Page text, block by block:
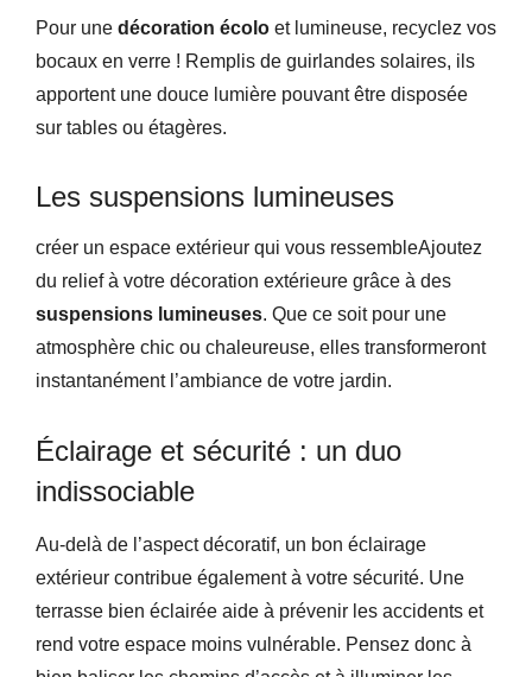
Pour une décoration écolo et lumineuse, recyclez vos
bocaux en verre ! Remplis de guirlandes solaires, ils
apportent une douce lumière pouvant être disposée
sur tables ou étagères.
Les suspensions lumineuses
créer un espace extérieur qui vous ressembleAjoutez
du relief à votre décoration extérieure grâce à des
suspensions lumineuses. Que ce soit pour une
atmosphère chic ou chaleureuse, elles transformeront
instantanément l’ambiance de votre jardin.
Éclairage et sécurité : un duo
indissociable
Au-delà de l’aspect décoratif, un bon éclairage
extérieur contribue également à votre sécurité. Une
terrasse bien éclairée aide à prévenir les accidents et
rend votre espace moins vulnérable. Pensez donc à